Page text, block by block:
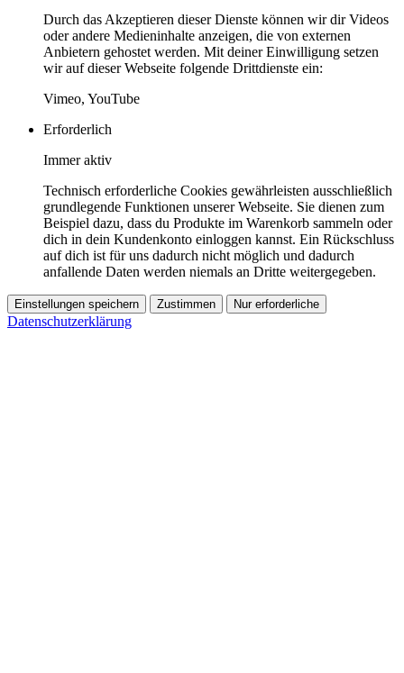
Durch das Akzeptieren dieser Dienste können wir dir Videos
oder andere Medieninhalte anzeigen, die von externen
Anbietern gehostet werden. Mit deiner Einwilligung setzen
wir auf dieser Webseite folgende Drittdienste ein:
Vimeo, YouTube
Erforderlich
Immer aktiv
Technisch erforderliche Cookies gewährleisten ausschließlich
grundlegende Funktionen unserer Webseite. Sie dienen zum
Beispiel dazu, dass du Produkte im Warenkorb sammeln oder
dich in dein Kundenkonto einloggen kannst. Ein Rückschluss
auf dich ist für uns dadurch nicht möglich und dadurch
anfallende Daten werden niemals an Dritte weitergegeben.
Einstellungen speichern Zustimmen Nur erforderliche
Datenschutzerklärung